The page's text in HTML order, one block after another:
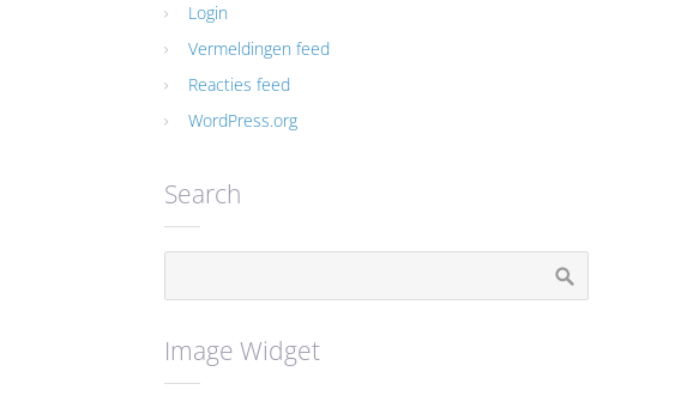
Login
Vermeldingen feed
Reacties feed
WordPress.org
Search
Image Widget